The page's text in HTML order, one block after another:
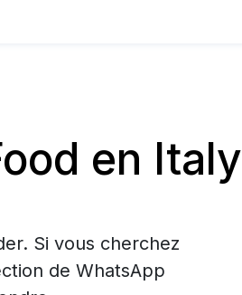
en Italy
Si vous cherchez
de WhatsApp